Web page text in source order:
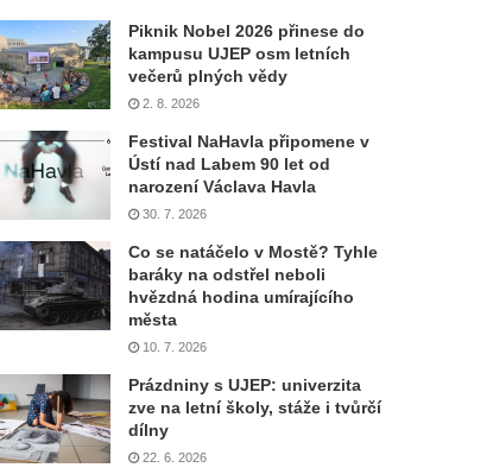
Piknik Nobel 2026 přinese do
kampusu UJEP osm letních
večerů plných vědy
2. 8. 2026
Festival NaHavla připomene v
Ústí nad Labem 90 let od
narození Václava Havla
30. 7. 2026
Co se natáčelo v Mostě? Tyhle
baráky na odstřel neboli
hvězdná hodina umírajícího
města
10. 7. 2026
Prázdniny s UJEP: univerzita
zve na letní školy, stáže i tvůrčí
dílny
22. 6. 2026